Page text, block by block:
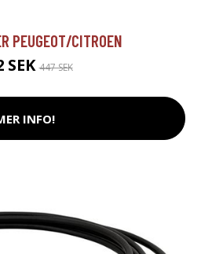
PEUGEOT/CITROEN
SEK447 SEK
INFO!